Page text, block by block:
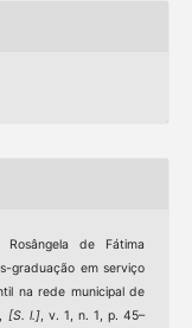
Rosângela de Fátima
graduação em serviço
na rede municipal de
, [S. l.], v. 1, n. 1, p. 45–